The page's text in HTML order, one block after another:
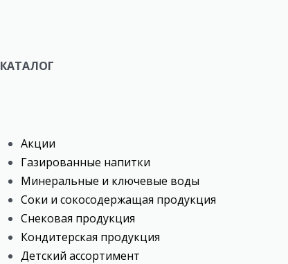
КАТАЛОГ
Акции
Газированные напитки
Минеральные и ключевые воды
Соки и сокосодержащая продукция
Снековая продукция
Кондитерская продукция
Детский ассортимент